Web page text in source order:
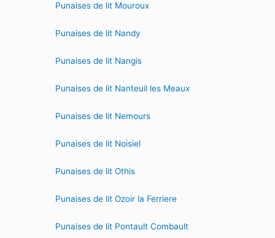
Punaises de lit Mouroux
Punaises de lit Nandy
Punaises de lit Nangis
Punaises de lit Nanteuil les Meaux
Punaises de lit Nemours
Punaises de lit Noisiel
Punaises de lit Othis
Punaises de lit Ozoir la Ferriere
Punaises de lit Pontault Combault